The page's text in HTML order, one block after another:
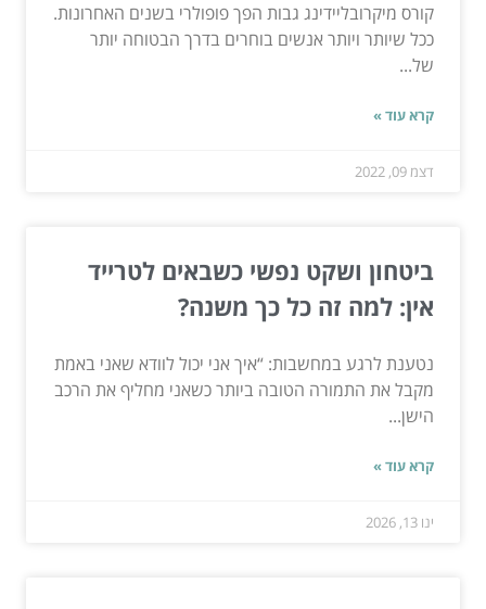
קורס מיקרובליידינג גבות הפך פופולרי בשנים האחרונות.
ככל שיותר ויותר אנשים בוחרים בדרך הבטוחה יותר
של...
קרא עוד »
דצמ 09, 2022
ביטחון ושקט נפשי כשבאים לטרייד
אין: למה זה כל כך משנה?
נטענת לרגע במחשבות: “איך אני יכול לוודא שאני באמת
מקבל את התמורה הטובה ביותר כשאני מחליף את הרכב
הישן...
קרא עוד »
ינו 13, 2026